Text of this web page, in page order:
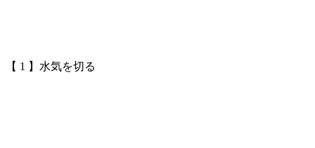
【 1 】水気を切る